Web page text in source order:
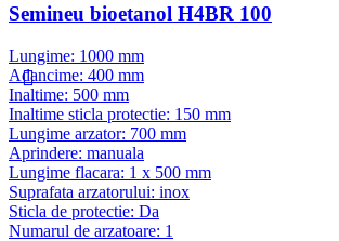
Semineu bioetanol H4BR 100
Lungime: 1000 mm
Adancime: 400 mm
Inaltime: 500 mm
Inaltime sticla protectie: 150 mm
Lungime arzator: 700 mm
Aprindere: manuala
Lungime flacara: 1 x 500 mm
Suprafata arzatorului: inox
Sticla de protectie: Da
Numarul de arzatoare: 1